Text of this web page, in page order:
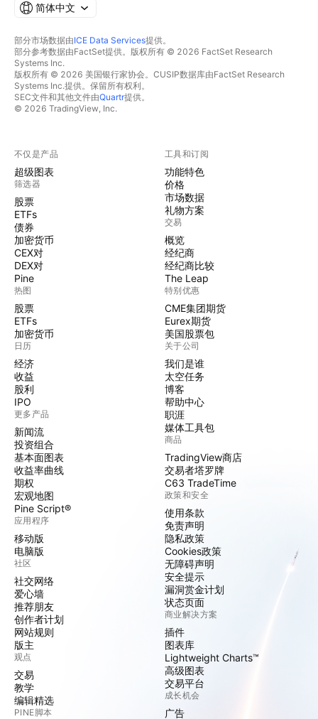
简体中文
部分市场数据由ICE Data Services提供。
部分参考数据由FactSet提供。版权所有 © 2026 FactSet Research
Systems Inc.
版权所有 © 2026 美国银行家协会。CUSIP数据库由FactSet Research
Systems Inc.提供。保留所有权利。
SEC文件和其他文件由Quartr提供。
© 2026 TradingView, Inc.
不仅是产品
超级图表
筛选器
股票
ETFs
债券
加密货币
CEX对
DEX对
Pine
热图
股票
ETFs
加密货币
日历
经济
收益
股利
IPO
更多产品
新闻流
投资组合
基本面图表
收益率曲线
期权
宏观地图
Pine Script®
应用程序
移动版
电脑版
社区
社交网络
爱心墙
推荐朋友
创作者计划
网站规则
版主
观点
交易
教学
编辑精选
PINE脚本
工具和订阅
功能特色
价格
市场数据
礼物方案
交易
概览
经纪商
经纪商比较
The Leap
特别优惠
CME集团期货
Eurex期货
美国股票包
关于公司
我们是谁
太空任务
博客
帮助中心
职涯
媒体工具包
商品
TradingView商店
交易者塔罗牌
C63 TradeTime
政策和安全
使用条款
免责声明
隐私政策
Cookies政策
无障碍声明
安全提示
漏洞赏金计划
状态页面
商业解决方案
插件
图表库
Lightweight Charts™
高级图表
交易平台
成长机会
广告